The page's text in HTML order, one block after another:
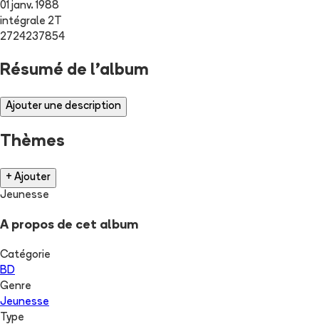
01 janv. 1988
intégrale 2T
2724237854
Résumé de l'album
Ajouter une description
Thèmes
+ Ajouter
Jeunesse
A propos de cet album
Catégorie
BD
Genre
Jeunesse
Type